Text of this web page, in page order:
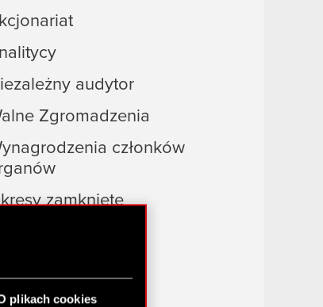
plikach cookies
audytor
Zgromadzenia
członków
zamknięte
linki